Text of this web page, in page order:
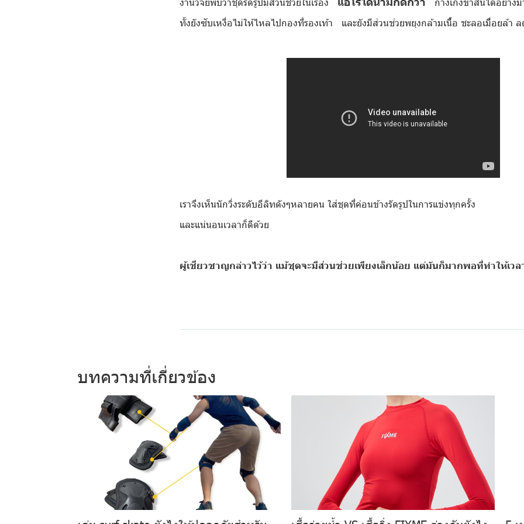
ทั้งยังซับเหงื่อไม่ให้ไหลไปกองที่รองเท้า และยังมีส่วนช่วยพยุงกล้ามเนืื้อ ชะลอเมืื่อยล้า ล
เราจึงเห็นนักวิ่งระดับอีลิทดังๆหลายคน ใส่ชุดที่ค่อนข้างรัดรูปในการแข่งทุกครั้ง
และแน่นอนเวลาก็ดีด้วย
ผู้เชียวชาญกล่าวไว้ว่า แม้ชุดจะมีส่วนช่วยเพียงเล็กน้อย แต่มันก็มากพอที่ทำให้เวล
บทความที่เกี่ยวข้อง